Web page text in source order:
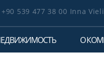
+90 539 477 38 00 Inna
О